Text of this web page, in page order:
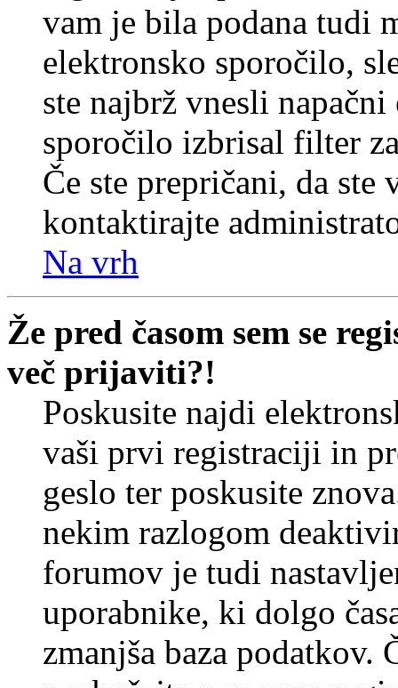
vam je bila podana tudi
elektronsko sporočilo,
ste najbrž vnesli
sporočilo izbrisal filter
Če ste prepričani, da
kontaktirajte
Na vrh
Že pred časom sem se
več prijaviti?!
Poskusite najdi
vaši prvi registraciji in
geslo ter poskusite
nekim razlogom
forumov je tudi
uporabnike, ki dolgo
zmanjša baza podatkov.